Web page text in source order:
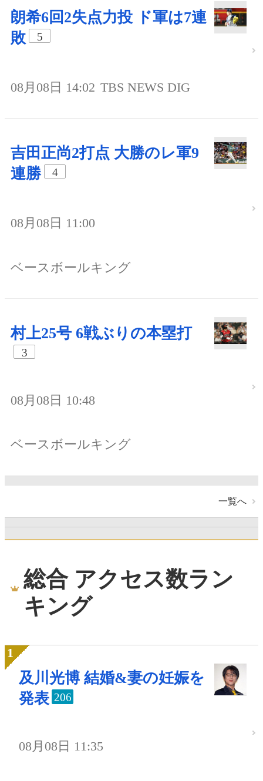
朗希6回2失点力投 ド軍は7連
敗
5
08月08日 14:02 TBS NEWS DIG
吉田正尚2打点 大勝のレ軍9
連勝
4
08月08日 11:00
ベースボールキング
村上25号 6戦ぶりの本塁打
3
08月08日 10:48
ベースボールキング
一覧へ
総合 アクセス数ラン
キング
及川光博 結婚&妻の妊娠を
発表 206
08月08日 11:35